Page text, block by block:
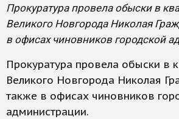
Прокуратура провела обыски в
Великого Новгорода Николая
в офисах чиновников городской
Прокуратура провела обыски в
Великого Новгорода Николая
также в офисах чиновников
администрации.